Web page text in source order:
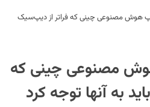
هوش مصنوعی چینی که فراتر از دیپ‌سیک
مصنوعی چینی که
به آنها توجه کرد